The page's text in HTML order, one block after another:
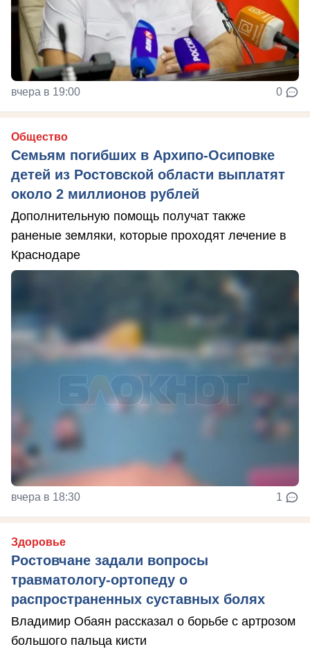
вчера в 19:00 0
Общество
Семьям погибших в Архипо-Осиповке
детей из Ростовской области выплатят
около 2 миллионов рублей
Дополнительную помощь получат также
раненые земляки, которые проходят лечение в
Краснодаре
вчера в 18:30 1
Здоровье
Ростовчане задали вопросы
травматологу-ортопеду о
распространенных суставных болях
Владимир Обаян рассказал о борьбе с артрозом
большого пальца кисти